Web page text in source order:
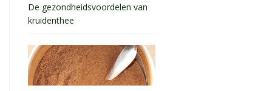
De gezondheidsvoordelen van
kruidenthee